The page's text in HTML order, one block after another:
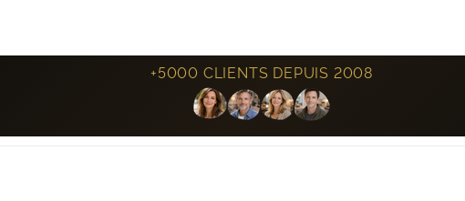
+5000 CLIENTS DEPUIS 2008